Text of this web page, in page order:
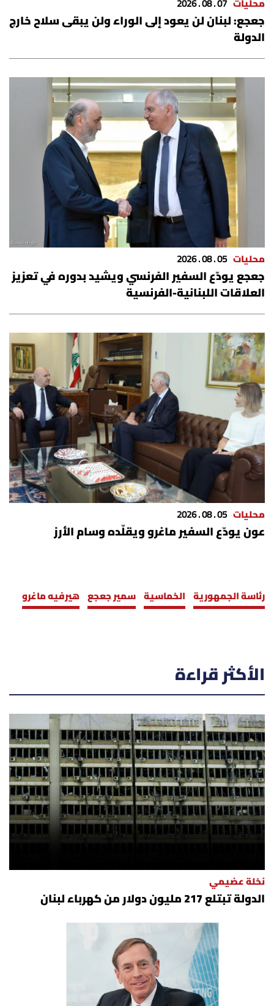
محليات 07 . 08 . 2026
جعجع: لبنان لن يعود إلى الوراء ولن يبقى سلاح خارج
الدولة
محليات 05 . 08 . 2026
جعجع يودّع السفير الفرنسي ويشيد بدوره في تعزيز
العلاقات اللبنانية-الفرنسية
محليات 05 . 08 . 2026
عون يودّع السفير ماغرو ويقلّده وسام الأرز
رئاسة الجمهورية الخماسية سمير جعجع هيرفيه ماغرو
الأكثر قراءة
نخلة عضيمي
الدولة تبتلع 217 مليون دولار من كهرباء لبنان